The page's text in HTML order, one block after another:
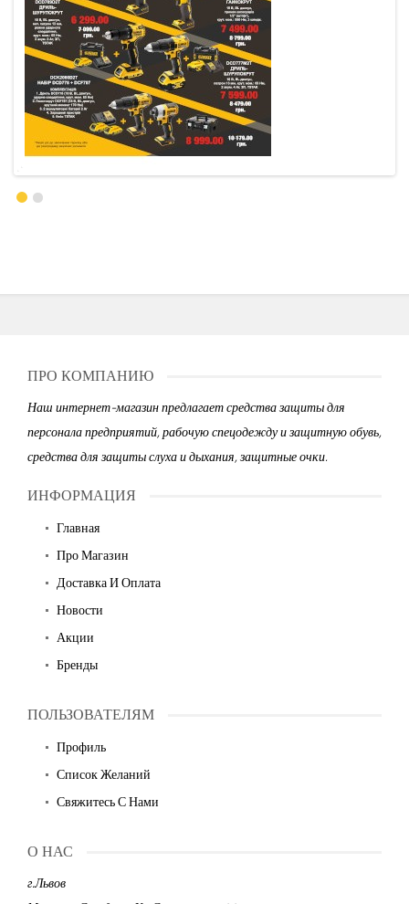
ПРО КОМПАНИЮ
Наш интернет-магазин предлагает средства защиты для
персонала предприятий, рабочую спецодежду и защитную обувь,
средства для защиты слуха и дыхания, защитные очки.
ИНФОРМАЦИЯ
Главная
Про Магазин
Доставка И Оплата
Новости
Акции
Бренды
ПОЛЬЗОВАТЕЛЯМ
Профиль
Список Желаний
Свяжитесь С Нами
О НАС
г.Львов